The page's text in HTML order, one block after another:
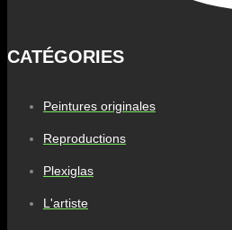
CATÉGORIES
Peintures originales
Reproductions
Plexiglas
L'artiste